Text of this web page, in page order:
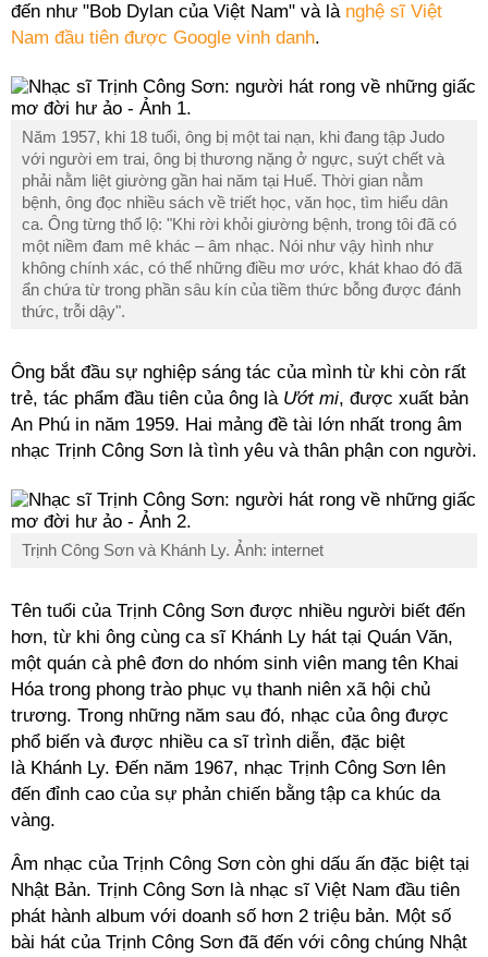
đến như "Bob Dylan của Việt Nam" và là nghệ sĩ Việt
Nam đầu tiên được Google vinh danh.
Năm 1957, khi 18 tuổi, ông bị một tai nạn, khi đang tập Judo
với người em trai, ông bị thương nặng ở ngực, suýt chết và
phải nằm liệt giường gần hai năm tại Huế. Thời gian nằm
bệnh, ông đọc nhiều sách về triết học, văn học, tìm hiểu dân
ca. Ông từng thổ lộ: "Khi rời khỏi giường bệnh, trong tôi đã có
một niềm đam mê khác – âm nhạc. Nói như vậy hình như
không chính xác, có thể những điều mơ ước, khát khao đó đã
ẩn chứa từ trong phần sâu kín của tiềm thức bỗng được đánh
thức, trỗi dậy".
Ông bắt đầu sự nghiệp sáng tác của mình từ khi còn rất
trẻ, tác phẩm đầu tiên của ông là Ướt mi, được xuất bản
An Phú in năm 1959. Hai mảng đề tài lớn nhất trong âm
nhạc Trịnh Công Sơn là tình yêu và thân phận con người.
Trịnh Công Sơn và Khánh Ly. Ảnh: internet
Tên tuổi của Trịnh Công Sơn được nhiều người biết đến
hơn, từ khi ông cùng ca sĩ Khánh Ly hát tại Quán Văn,
một quán cà phê đơn do nhóm sinh viên mang tên Khai
Hóa trong phong trào phục vụ thanh niên xã hội chủ
trương. Trong những năm sau đó, nhạc của ông được
phổ biến và được nhiều ca sĩ trình diễn, đặc biệt
là Khánh Ly. Đến năm 1967, nhạc Trịnh Công Sơn lên
đến đỉnh cao của sự phản chiến bằng tập ca khúc da
vàng.
Âm nhạc của Trịnh Công Sơn còn ghi dấu ấn đặc biệt tại
Nhật Bản. Trịnh Công Sơn là nhạc sĩ Việt Nam đầu tiên
phát hành album với doanh số hơn 2 triệu bản. Một số
bài hát của Trịnh Công Sơn đã đến với công chúng Nhật